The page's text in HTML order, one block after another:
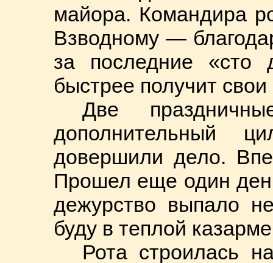
майора. Командира
Взводному —
за последние «сто
быстрее получит
Две
дополнительный
довершили дело.
Прошел еще один
дежурство выпало
буду в теплой
Рота строилась